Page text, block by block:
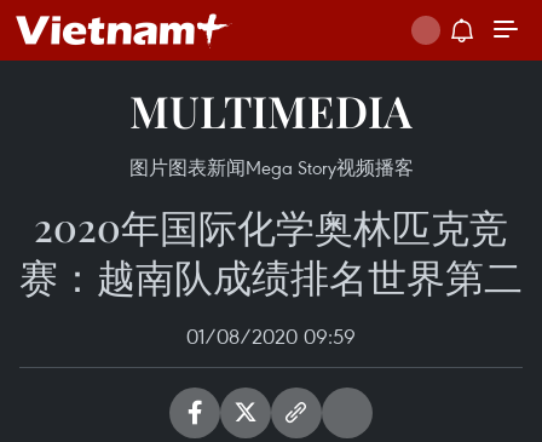
MULTIMEDIA
图片图表新闻Mega Story视频播客
2020年国际化学奥林匹克竞
赛：越南队成绩排名世界第二
01/08/2020 09:59